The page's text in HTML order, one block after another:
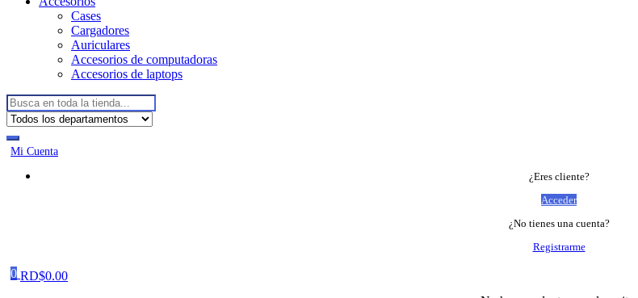
Cases
Cargadores
Auriculares
Accesorios de computadoras
Accesorios de laptops
Buscar:
Mi Cuenta
¿Eres cliente?
Acceder
¿No tienes una cuenta?
Registrarme
0 RD$0.00